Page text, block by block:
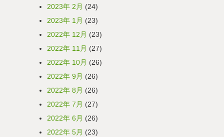
2023年 2月 (24)
2023年 1月 (23)
2022年 12月 (23)
2022年 11月 (27)
2022年 10月 (26)
2022年 9月 (26)
2022年 8月 (26)
2022年 7月 (27)
2022年 6月 (26)
2022年 5月 (23)